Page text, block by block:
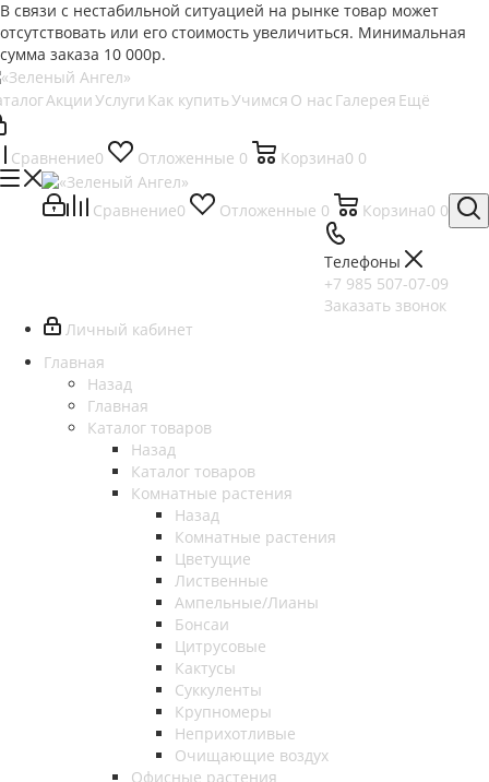
В связи с нестабильной ситуацией на рынке товар может
отсутствовать или его стоимость увеличиться. Минимальная
сумма заказа 10 000р.
АкцииУслуги Как купитьУчимся О нас Галерея Ещё
Сравнение0 Отложенные 0 Корзина0 0
Сравнение0 Отложенные 0 Корзина0 0
Телефоны
+7 985 507-07-09
Заказать звонок
Личный кабинет
Главная
Назад
Главная
Каталог товаров
Назад
Каталог товаров
Комнатные растения
Назад
Комнатные растения
Цветущие
Лиственные
Ампельные/Лианы
Бонсаи
Цитрусовые
Кактусы
Суккуленты
Крупномеры
Неприхотливые
Очищающие воздух
Офисные растения